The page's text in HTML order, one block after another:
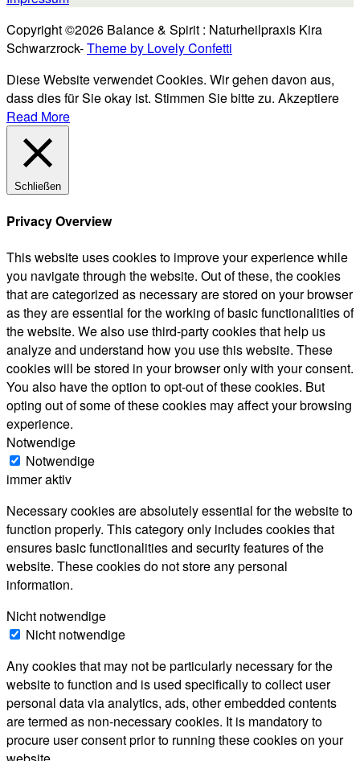
Copyright ©2026 Balance & Spirit : Naturheilpraxis Kira
Schwarzrock-Theme by Lovely Confetti
Diese Website verwendet Cookies. Wir gehen davon aus,
dass dies für Sie okay ist. Stimmen Sie bitte zu. Akzeptiere
Read More
Schließen
Privacy Overview
This website uses cookies to improve your experience while
you navigate through the website. Out of these, the cookies
that are categorized as necessary are stored on your browser
as they are essential for the working of basic functionalities of
the website. We also use third-party cookies that help us
analyze and understand how you use this website. These
cookies will be stored in your browser only with your consent.
You also have the option to opt-out of these cookies. But
opting out of some of these cookies may affect your browsing
experience.
Notwendige
Notwendige
immer aktiv
Necessary cookies are absolutely essential for the website to
function properly. This category only includes cookies that
ensures basic functionalities and security features of the
website. These cookies do not store any personal
information.
Nicht notwendige
Nicht notwendige
Any cookies that may not be particularly necessary for the
website to function and is used specifically to collect user
personal data via analytics, ads, other embedded contents
are termed as non-necessary cookies. It is mandatory to
procure user consent prior to running these cookies on your